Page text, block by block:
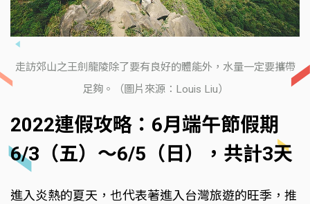
走訪郊山之王劍龍陵除了要有良好的體能外，水量一定要攜帶
足夠。（圖片來源：Louis Liu）
2022連假攻略：6月端午節假期
6/3（五）～6/5（日），共計3天
進入炎熱的夏天，也代表著進入台灣旅遊的旺季，推